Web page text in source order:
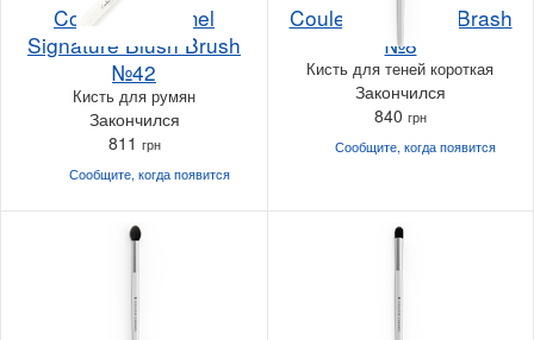
Couleur Caramel
Signature Blush Brush
№42
Кисть для румян
Закончился
811 грн
Сообщите, когдапоявится
Couleur Caramel Brash
№8
Кисть для теней короткая
Закончился
840 грн
Сообщите, когдапоявится